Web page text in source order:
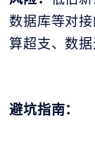
数据库等对
算超支、数据
避坑指南：